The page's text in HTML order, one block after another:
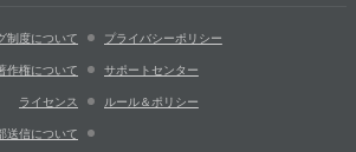
制度について プライバシーポリシー
作権について サポートセンター
ライセンス ルール＆ポリシー
送信について